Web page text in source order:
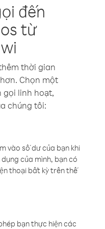
đến
từ
thời gian
Chọn một
gọi linh hoạt,
chúng tôi:
vào số dư của bạn khi
của mình, bạn có
thoại bất kỳ trên thế
bạn thực hiện các